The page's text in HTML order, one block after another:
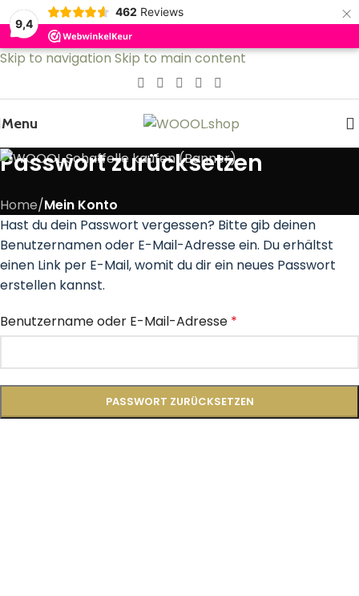
9,4
462 Reviews ×
Skip to navigationSkip to main content
Menu
Passwort zurücksetzen
Home/Mein Konto
Hast du dein Passwort vergessen? Bitte gib deinen
Benutzernamen oder E-Mail-Adresse ein. Du erhältst
einen Link per E-Mail, womit du dir ein neues Passwort
erstellen kannst.
Benutzername oder E-Mail-Adresse *
PASSWORT ZURÜCKSETZEN